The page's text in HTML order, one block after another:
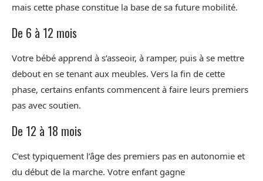
mais cette phase constitue la base de sa future mobilité.
De 6 à 12 mois
Votre bébé apprend à s’asseoir, à ramper, puis à se mettre
debout en se tenant aux meubles. Vers la fin de cette
phase, certains enfants commencent à faire leurs premiers
pas avec soutien.
De 12 à 18 mois
C’est typiquement l’âge des premiers pas en autonomie et
du début de la marche. Votre enfant gagne